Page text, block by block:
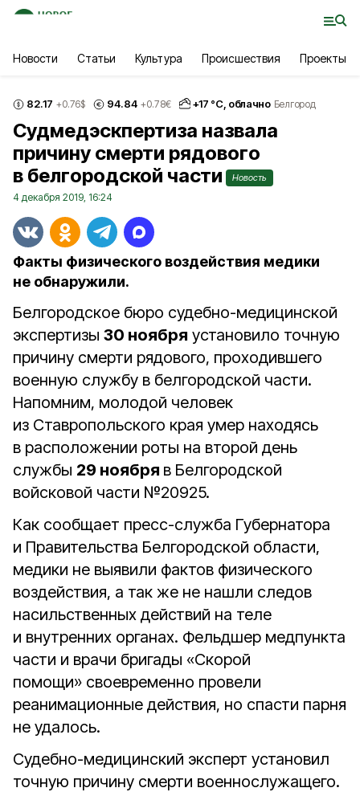
Новости Статьи Культура Происшествия Проекты
82.17 +0.76$ 94.84 +0.78€ +17 °С, облачно Белгород
Судмедэскпертиза назвала
причину смерти рядового
в белгородской части
Новость
4 декабря 2019, 16:24
Факты физического воздействия медики
не обнаружили.
Белгородское бюро судебно-медицинской
экспертизы 30 ноября установило точную
причину смерти рядового, проходившего
военную службу в белгородской части.
Напомним, молодой человек
из Ставропольского края умер находясь
в расположении роты на второй день
службы 29 ноября в Белгородской
войсковой части №20925.
Как сообщает пресс-служба Губернатора
и Правительства Белгородской области,
медики не выявили фактов физического
воздействия, а так же не нашли следов
насильственных действий на теле
и внутренних органах. Фельдшер медпункта
части и врачи бригады «Скорой
помощи» своевременно провели
реанимационные действия, но спасти парня
не удалось.
Судебно-медицинский эксперт установил
точную причину смерти военнослужащего.